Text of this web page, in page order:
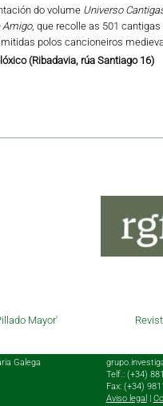
do volume Universo
Amigo, que recolle as 501 cantigas
polos cancioneiros
(Ribadavia, rúa Santiago 16)
Mayor'
Galega
Telf.: (+34)
Fax: (+34)
Aviso legal |